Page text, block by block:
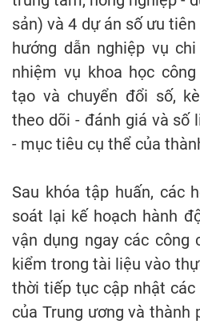
sản) và 4 dự án số ưu
hướng dẫn nghiệp vụ
nhiệm vụ khoa học
tạo và chuyển đổi số,
theo dõi - đánh giá và số
- mục tiêu cụ thể của
Sau khóa tập huấn, các
soát lại kế hoạch hành
vận dụng ngay các công
kiểm trong tài liệu vào
thời tiếp tục cập nhật
của Trung ương và thành